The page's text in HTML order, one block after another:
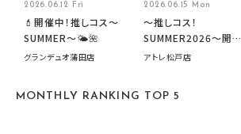
2026.06.12 Fri
💄開催中！推しコス〜
SUMMER〜🌤️🌺
グランデュオ蒲田店
2026.06.15 Mon
～推しコス！
SUMMER2026～開催
中です！
アトレ松戸店
MONTHLY RANKING TOP 5